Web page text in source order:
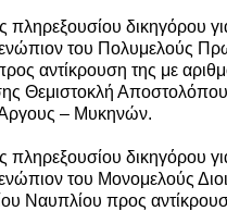
πληρεξουσίου δικηγόρου
του Πολυμελούς
αντίκρουση της με
Θεμιστοκλή
– Μυκηνών.
πληρεξουσίου δικηγόρου
του Μονομελούς
Ναυπλίου προς